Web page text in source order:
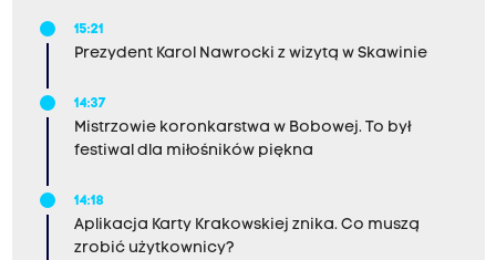
15:21
Prezydent Karol Nawrocki z wizytą w Skawinie
14:37
Mistrzowie koronkarstwa w Bobowej. To był
festiwal dla miłośników piękna
14:18
Aplikacja Karty Krakowskiej znika. Co muszą
zrobić użytkownicy?